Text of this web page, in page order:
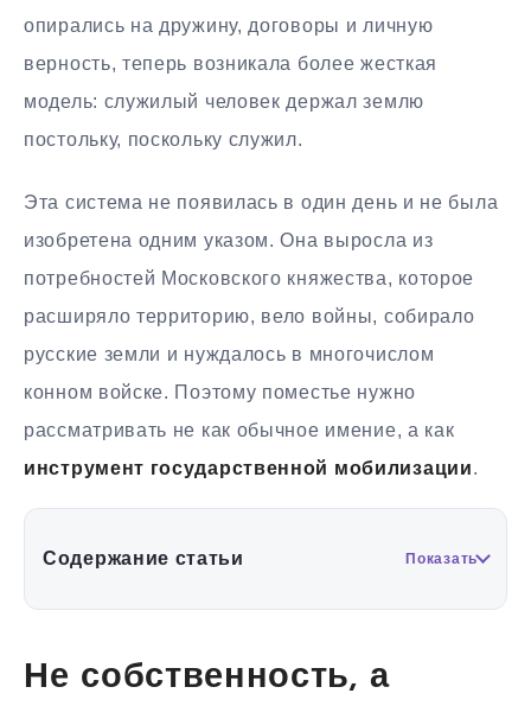
опирались на дружину, договоры и личную
верность, теперь возникала более жесткая
модель: служилый человек держал землю
постольку, поскольку служил.
Эта система не появилась в один день и не была
изобретена одним указом. Она выросла из
потребностей Московского княжества, которое
расширяло территорию, вело войны, собирало
русские земли и нуждалось в многочислом
конном войске. Поэтому поместье нужно
рассматривать не как обычное имение, а как
инструмент государственной мобилизации.
Содержание статьи Показать
Не собственность, а